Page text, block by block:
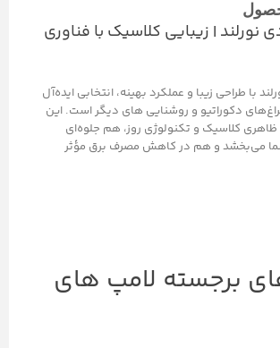
نورلند | زیبایی کلاسیک با فناوری
با طراحی زیبا و عملکرد بهینه، انتخابی ایده‌آل
دکوراتیو و روشنایی های دیگر است. این
کلاسیک و تکنولوژی روز، هم جلوه‌ای
می‌بخشد و هم در کاهش مصرف برق مؤثر
برجسته لامپ های